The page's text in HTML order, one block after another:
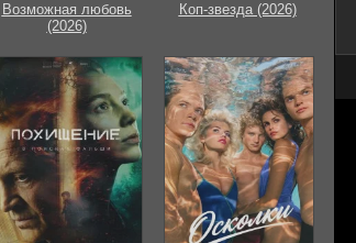
Возможная любовь
(2026)
Коп-звезда (2026)